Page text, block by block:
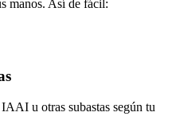
manos. Así de fácil:
u otras subastas según tu